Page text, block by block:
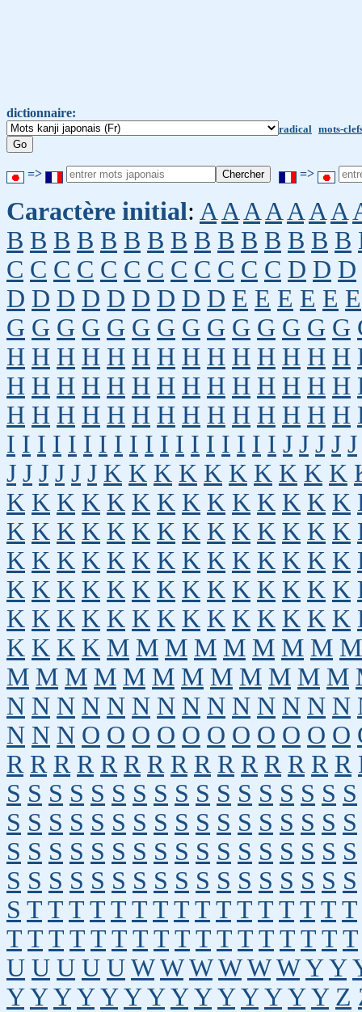
dictionnaire:
radical mots-
=> =>
Caractère initial: A A A A A A A
B B B B B B B B B B B B B B B
C C C C C C C C C C C C D D D
D D D D D D D D D E E E E E E
G G G G G G G G G G G G G G
H H H H H H H H H H H H H H
H H H H H H H H H H H H H H
H H H H H H H H H H H H H H
I I I I I I I I I I I I I I I I I I J J J J J
J J J J J J K K K K K K K K K K
K K K K K K K K K K K K K K
K K K K K K K K K K K K K K
K K K K K K K K K K K K K K
K K K K K K K K K K K K K K
K K K K K K K K K K K K K K
K K K K M M M M M M M M M
M M M M M M M M M M M M
N N N N N N N N N N N N N N
N N N O O O O O O O O O O O
R R R R R R R R R R R R R R R
S S S S S S S S S S S S S S S S S
S S S S S S S S S S S S S S S S S
S S S S S S S S S S S S S S S S S
S S S S S S S S S S S S S S S S S
S T T T T T T T T T T T T T T T T
T T T T T T T T T T T T T T T T T
U U U U U W W W W W W Y Y
Y Y Y Y Y Y Y Y Y Y Y Y Y Y Z